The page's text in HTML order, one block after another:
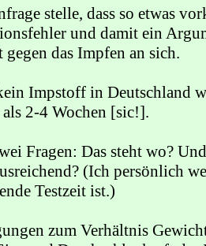
stelle, dass so etwas
und damit ein
das Impfen an sich.
Impstoff in Deutschland
als 2-4 Wochen [sic!].
Fragen: Das steht wo?
(Ich persönlich
Testzeit ist.)
zum Verhältnis